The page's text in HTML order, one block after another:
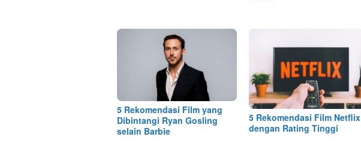
5 Rekomendasi Film yang
Dibintangi Ryan Gosling
selain Barbie
5 Rekomendasi Film Netflix
dengan Rating Tinggi